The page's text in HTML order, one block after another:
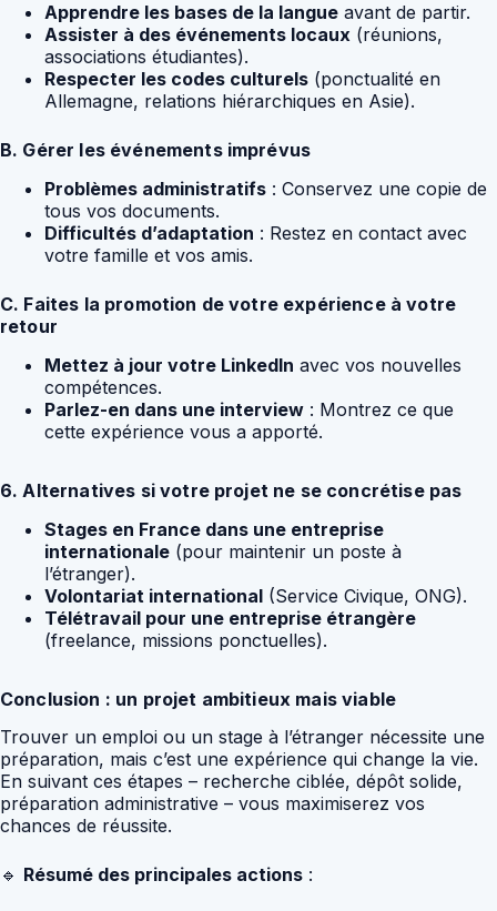
Apprendre les bases de la langue avant de partir.
Assister à des événements locaux (réunions,
associations étudiantes).
Respecter les codes culturels (ponctualité en
Allemagne, relations hiérarchiques en Asie).
B. Gérer les événements imprévus
Problèmes administratifs : Conservez une copie de
tous vos documents.
Difficultés d’adaptation : Restez en contact avec
votre famille et vos amis.
C. Faites la promotion de votre expérience à votre
retour
Mettez à jour votre LinkedIn avec vos nouvelles
compétences.
Parlez-en dans une interview : Montrez ce que
cette expérience vous a apporté.
6. Alternatives si votre projet ne se concrétise pas
Stages en France dans une entreprise
internationale (pour maintenir un poste à
l’étranger).
Volontariat international (Service Civique, ONG).
Télétravail pour une entreprise étrangère
(freelance, missions ponctuelles).
Conclusion : un projet ambitieux mais viable
Trouver un emploi ou un stage à l’étranger nécessite une
préparation, mais c’est une expérience qui change la vie.
En suivant ces étapes – recherche ciblée, dépôt solide,
préparation administrative – vous maximiserez vos
chances de réussite.
🔹 Résumé des principales actions :